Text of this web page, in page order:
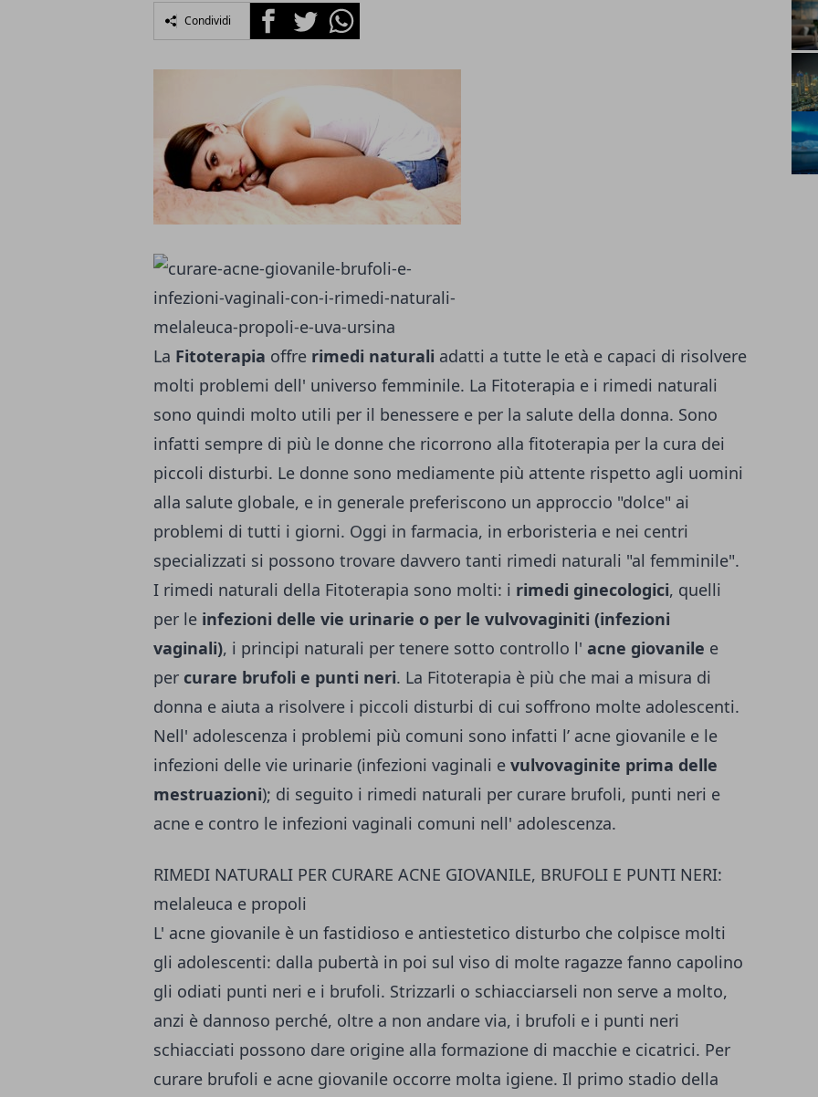
Condividi FacebookTwitterWhatsapp
La Fitoterapia offre rimedi naturali adatti a tutte le età e capaci di risolvere
molti problemi dell' universo femminile. La Fitoterapia e i rimedi naturali
sono quindi molto utili per il benessere e per la salute della donna. Sono
infatti sempre di più le donne che ricorrono alla fitoterapia per la cura dei
piccoli disturbi. Le donne sono mediamente più attente rispetto agli uomini
alla salute globale, e in generale preferiscono un approccio "dolce" ai
problemi di tutti i giorni. Oggi in farmacia, in erboristeria e nei centri
specializzati si possono trovare davvero tanti rimedi naturali "al femminile".
I rimedi naturali della Fitoterapia sono molti: i rimedi ginecologici, quelli
per le infezioni delle vie urinarie o per le vulvovaginiti (infezioni
vaginali), i principi naturali per tenere sotto controllo l' acne giovanile e
per curare brufoli e punti neri. La Fitoterapia è più che mai a misura di
donna e aiuta a risolvere i piccoli disturbi di cui soffrono molte adolescenti.
Nell' adolescenza i problemi più comuni sono infatti l’ acne giovanile e le
infezioni delle vie urinarie (infezioni vaginali e vulvovaginite prima delle
mestruazioni); di seguito i rimedi naturali per curare brufoli, punti neri e
acne e contro le infezioni vaginali comuni nell' adolescenza.
RIMEDI NATURALI PER CURARE ACNE GIOVANILE, BRUFOLI E PUNTI NERI:
melaleuca e propoli
L' acne giovanile è un fastidioso e antiestetico disturbo che colpisce molti
gli adolescenti: dalla pubertà in poi sul viso di molte ragazze fanno capolino
gli odiati punti neri e i brufoli. Strizzarli o schiacciarseli non serve a molto,
anzi è dannoso perché, oltre a non andare via, i brufoli e i punti neri
schiacciati possono dare origine alla formazione di macchie e cicatrici. Per
curare brufoli e acne giovanile occorre molta igiene. Il primo stadio della